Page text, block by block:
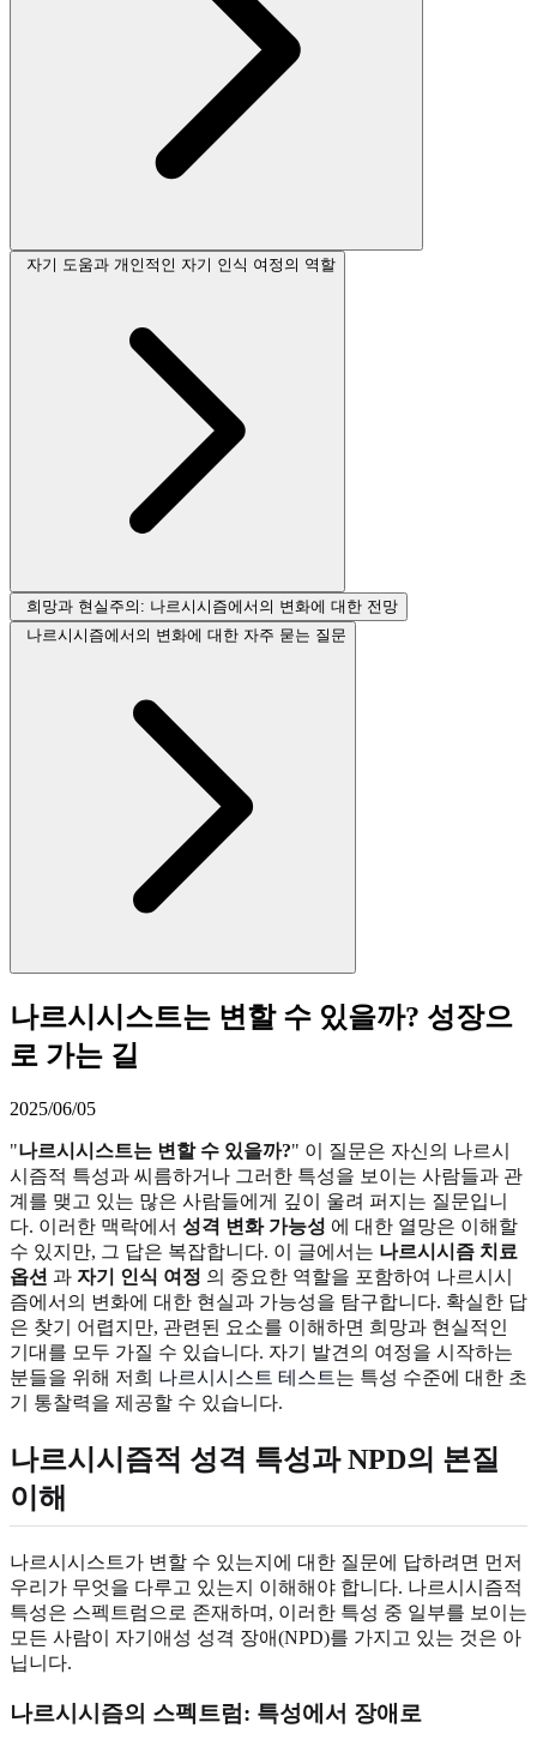
자기 도움과 개인적인 자기 인식 여정의 역할
희망과 현실주의: 나르시시즘에서의 변화에 대한 전망
나르시시즘에서의 변화에 대한 자주 묻는 질문
나르시시스트는 변할 수 있을까? 성장으
로 가는 길
2025/06/05
"나르시시스트는 변할 수 있을까?" 이 질문은 자신의 나르시
시즘적 특성과 씨름하거나 그러한 특성을 보이는 사람들과 관
계를 맺고 있는 많은 사람들에게 깊이 울려 퍼지는 질문입니
다. 이러한 맥락에서 성격 변화 가능성 에 대한 열망은 이해할
수 있지만, 그 답은 복잡합니다. 이 글에서는 나르시시즘 치료
옵션 과 자기 인식 여정 의 중요한 역할을 포함하여 나르시시
즘에서의 변화에 대한 현실과 가능성을 탐구합니다. 확실한 답
은 찾기 어렵지만, 관련된 요소를 이해하면 희망과 현실적인
기대를 모두 가질 수 있습니다. 자기 발견의 여정을 시작하는
분들을 위해 저희 나르시시스트 테스트는 특성 수준에 대한 초
기 통찰력을 제공할 수 있습니다.
나르시시즘적 성격 특성과 NPD의 본질
이해
나르시시스트가 변할 수 있는지에 대한 질문에 답하려면 먼저
우리가 무엇을 다루고 있는지 이해해야 합니다. 나르시시즘적
특성은 스펙트럼으로 존재하며, 이러한 특성 중 일부를 보이는
모든 사람이 자기애성 성격 장애(NPD)를 가지고 있는 것은 아
닙니다.
나르시시즘의 스펙트럼: 특성에서 장애로